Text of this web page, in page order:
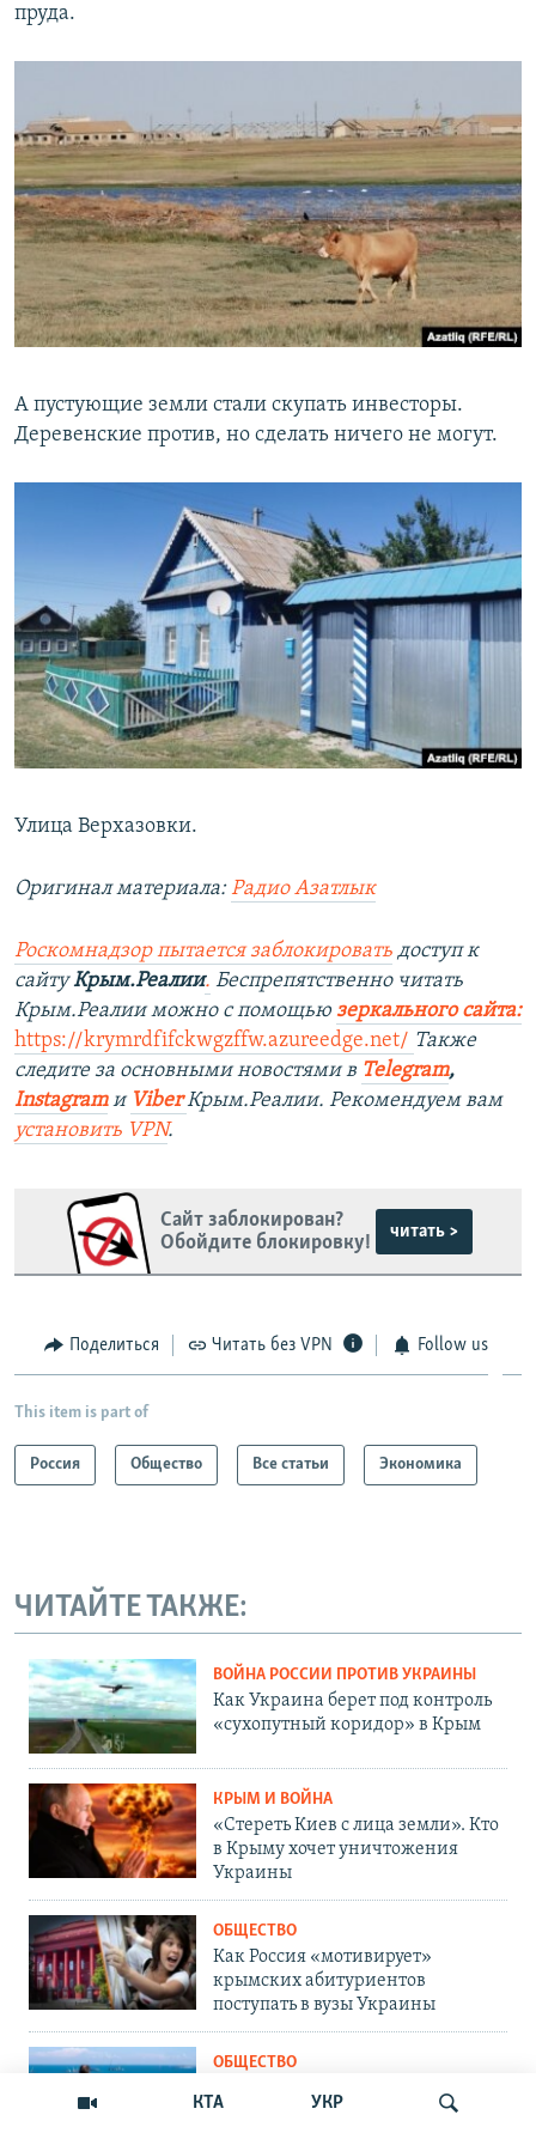
КТА УКР
пруда.
А пустующие земли стали скупать инвесторы.
Деревенские против, но сделать ничего не могут.
Улица Верхазовки.
Оригинал материала:Радио Азатлык
Роскомнадзор пытается заблокировать доступ к
сайтуКрым.Реалии. Беспрепятственно читать
Крым.Реалии можно с помощью зеркального сайта:
https://krymrdfifckwgzffw.azureedge.net/ Также
следите за основными новостями в Telegram,
Instagram и ViberКрым.Реалии. Рекомендуем вам
установить VPN.
Сайт заблокирован?
Обойдите блокировку!
читать >
Поделиться Читать без VPN Follow us
This item is part of
Россия Общество Все статьи Экономика
ЧИТАЙТЕ ТАКЖЕ:
ВОЙНА РОССИИ ПРОТИВ УКРАИНЫ
Как Украина берет под контроль
«сухопутный коридор» в Крым
КРЫМ И ВОЙНА
«Стереть Киев с лица земли». Кто
в Крыму хочет уничтожения
Украины
ОБЩЕСТВО
Как Россия «мотивирует»
крымских абитуриентов
поступать в вузы Украины
ОБЩЕСТВО
контроль: главные вызовы